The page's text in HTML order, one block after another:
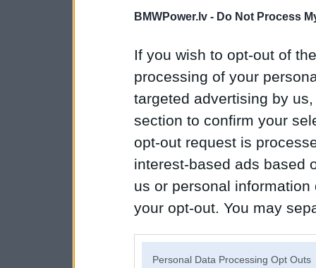
BMWPower.lv - Do Not Process
If you wish to opt-out of
processing of your
targeted advertising by
section to confirm your
opt-out request is
interest-based ads based
us or personal
your opt-out. You may
Personal Data Processing Opt Outs